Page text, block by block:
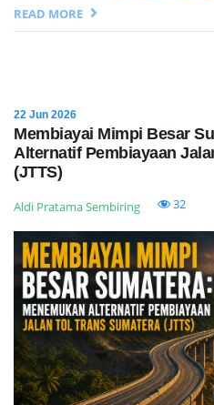
READ MORE
22 Jun 2026
Membiayai Mimpi Besar
Alternatif Pembiayaan
(JTTS)
Aldi Pratama Sembiring 32